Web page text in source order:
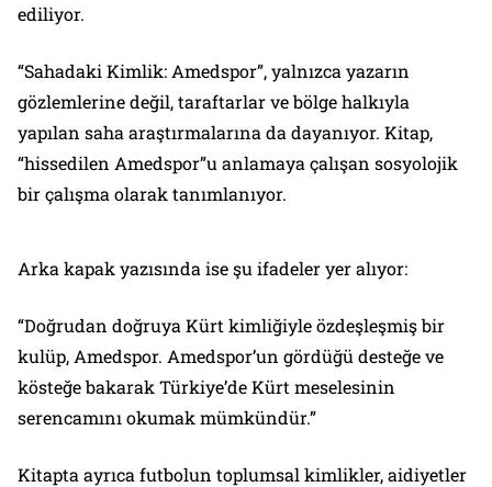
ediliyor.
“Sahadaki Kimlik: Amedspor”, yalnızca yazarın
gözlemlerine değil, taraftarlar ve bölge halkıyla
yapılan saha araştırmalarına da dayanıyor. Kitap,
“hissedilen Amedspor”u anlamaya çalışan sosyolojik
bir çalışma olarak tanımlanıyor.
Arka kapak yazısında ise şu ifadeler yer alıyor:
“Doğrudan doğruya Kürt kimliğiyle özdeşleşmiş bir
kulüp, Amedspor. Amedspor’un gördüğü desteğe ve
kösteğe bakarak Türkiye’de Kürt meselesinin
serencamını okumak mümkündür.”
Kitapta ayrıca futbolun toplumsal kimlikler, aidiyetler